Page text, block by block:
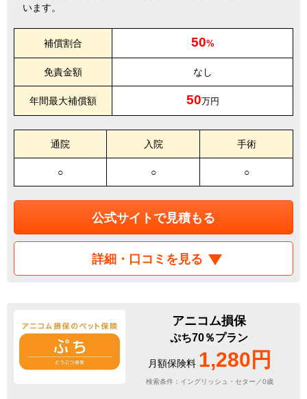
います。
補償割合 50%
免責金額 なし
年間最大補償額 50万円
通院 入院 手術
○ ○ ○
公式サイトで見積もる
詳細・口コミを見る
アニコム損保
ぷち70％プラン
月額保険料 1,280円
検索条件：イングリッシュ・セター／0歳